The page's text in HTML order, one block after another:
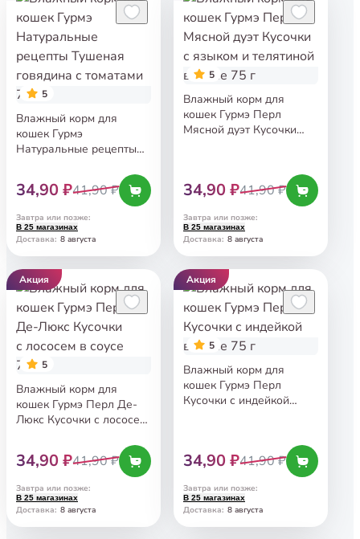
5
Влажный корм для
кошек Гурмэ
Натуральные рецепты
с томатами 75 г
34,90 ₽41,90 ₽
Завтра или позже:
В 25 магазинах
Доставка: 8 августа
5
Влажный корм для
кошек Гурмэ Перл
Мясной дуэт Кусочки
34,90 ₽41,90 ₽
Завтра или позже:
В 25 магазинах
Доставка: 8 августа
Акция
5
Влажный корм для
кошек Гурмэ Перл Де-
Люкс Кусочки с лососем
34,90 ₽41,90 ₽
Завтра или позже:
В 25 магазинах
Доставка: 8 августа
Акция
5
Влажный корм для
кошек Гурмэ Перл
Кусочки с индейкой
34,90 ₽41,90 ₽
Завтра или позже:
В 25 магазинах
Доставка: 8 августа